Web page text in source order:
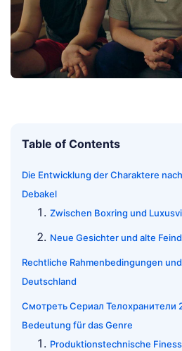
Table of Contents
Die Entwicklung der Charaktere
Debakel
Zwischen Boxring und
Neue Gesichter und alte
Rechtliche Rahmenbedingungen
Deutschland
Смотреть Сериал Телохранители
Bedeutung für das Genre
Produktionstechnische